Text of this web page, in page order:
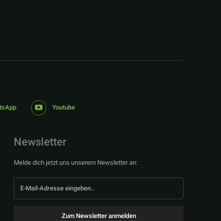
Youtube
Newsletter
Melde dich jetzt uns unserem Newsletter an:
Zum Newsletter anmelden